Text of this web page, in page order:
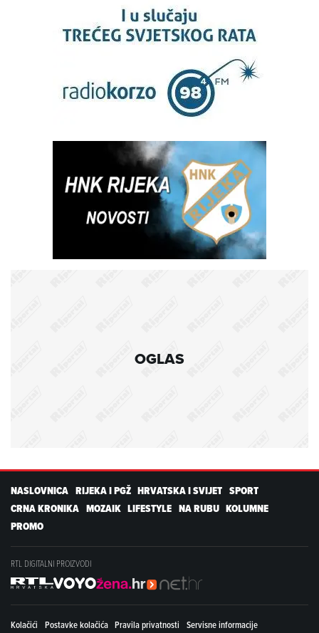
OGLAS
NASLOVNICA RIJEKA I PGŽ HRVATSKA I SVIJET SPORT
CRNA KRONIKA MOZAIK LIFESTYLE NA RUBU KOLUMNE
PROMO
RTL DIGITALNI PROIZVODI
Kolačići Postavke kolačića Pravila privatnosti Servisne informacije